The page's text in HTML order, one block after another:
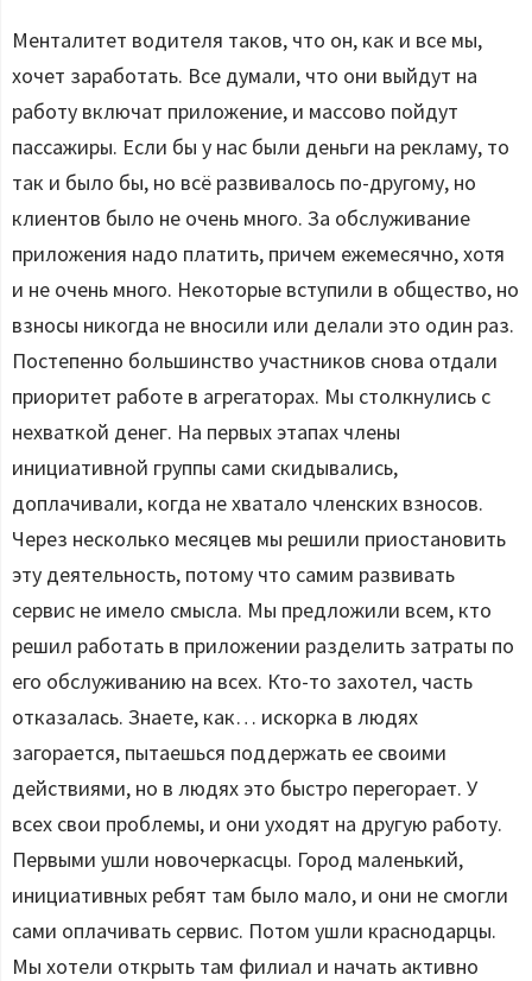
Менталитет водителя таков, что он, как и все мы,
хочет заработать. Все думали, что они выйдут на
работу включат приложение, и массово пойдут
пассажиры. Если бы у нас были деньги на рекламу, то
так и было бы, но всё развивалось по-другому, но
клиентов было не очень много. За обслуживание
приложения надо платить, причем ежемесячно, хотя
и не очень много. Некоторые вступили в общество, но
взносы никогда не вносили или делали это один раз.
Постепенно большинство участников снова отдали
приоритет работе в агрегаторах. Мы столкнулись с
нехваткой денег. На первых этапах члены
инициативной группы сами скидывались,
доплачивали, когда не хватало членских взносов.
Через несколько месяцев мы решили приостановить
эту деятельность, потому что самим развивать
сервис не имело смысла. Мы предложили всем, кто
решил работать в приложении разделить затраты по
его обслуживанию на всех. Кто-то захотел, часть
отказалась. Знаете, как… искорка в людях
загорается, пытаешься поддержать ее своими
действиями, но в людях это быстро перегорает. У
всех свои проблемы, и они уходят на другую работу.
Первыми ушли новочеркасцы. Город маленький,
инициативных ребят там было мало, и они не смогли
сами оплачивать сервис. Потом ушли краснодарцы.
Мы хотели открыть там филиал и начать активно